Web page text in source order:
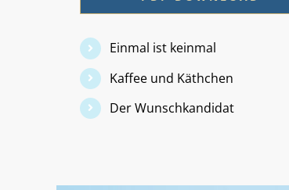
Einmal ist keinmal
Kaffee und Käthchen
Der Wunschkandidat